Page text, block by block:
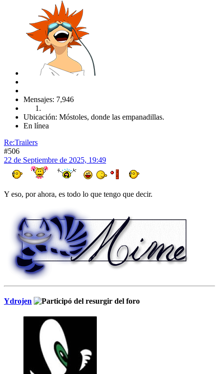
Mensajes: 7,946
Ubicación: Móstoles, donde las empanadillas.
En línea
Re:Trailers
#506
22 de Septiembre de 2025, 19:49
Y eso, por ahora, es todo lo que tengo que decir.
Ydrojen